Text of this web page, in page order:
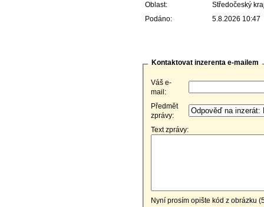
Oblast:
Středočeský
Podáno:
5.8.2026 10:47
Kontaktovat inzerenta e-mailem
Váš e-
mail:
Předmět
zprávy:
Text zprávy:
Nyní prosím opište kód z obrázku